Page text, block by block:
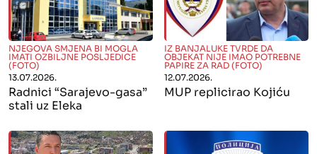
" alt="">
NJEGOVA SMJENA BI MOGLA
IMATI OZBILJNE POSLJEDICE
(FOTO)
13.07.2026.
Radnici “Sarajevo-gasa”
stali uz Eleka
" alt="">
IZ BANJALUKE TVRDE DA
OBJEKAT NIJE IMAO POTREBNE
PAPIRE ZA RAD (FOTO)
12.07.2026.
MUP replicirao Kojiću